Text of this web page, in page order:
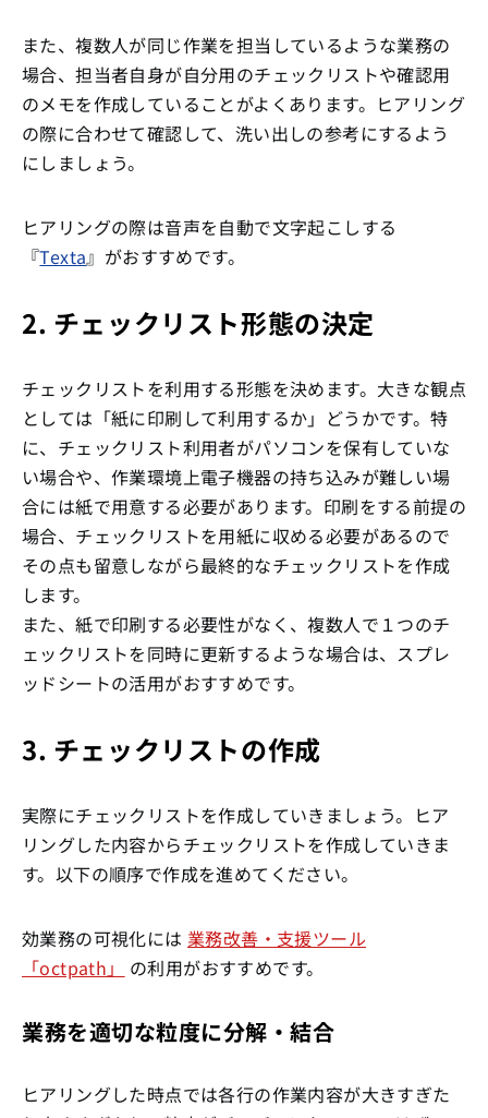
また、複数人が同じ作業を担当しているような業務の
場合、担当者自身が自分用のチェックリストや確認用
のメモを作成していることがよくあります。ヒアリング
の際に合わせて確認して、洗い出しの参考にするよう
にしましょう。
ヒアリングの際は音声を自動で文字起こしする
『Texta』がおすすめです。
2. チェックリスト形態の決定
チェックリストを利用する形態を決めます。大きな観点
としては「紙に印刷して利用するか」どうかです。特
に、チェックリスト利用者がパソコンを保有していな
い場合や、作業環境上電子機器の持ち込みが難しい場
合には紙で用意する必要があります。印刷をする前提の
場合、チェックリストを用紙に収める必要があるので
その点も留意しながら最終的なチェックリストを作成
します。
また、紙で印刷する必要性がなく、複数人で１つのチ
ェックリストを同時に更新するような場合は、スプレ
ッドシートの活用がおすすめです。
3. チェックリストの作成
実際にチェックリストを作成していきましょう。ヒア
リングした内容からチェックリストを作成していきま
す。以下の順序で作成を進めてください。
効業務の可視化には 業務改善・支援ツール
「octpath」
の利用がおすすめです。
業務を適切な粒度に分解・結合
ヒアリングした時点では各行の作業内容が大きすぎた